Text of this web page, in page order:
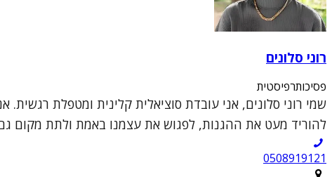
רוני סלונים
פסיכותרפיסטית
שמי רוני סלונים, אני עובדת סוציאלית קלינית ומטפלת
להוריד מעט את ההגנות, לפגוש את עצמנו באמת ולתת מקום
0508919121